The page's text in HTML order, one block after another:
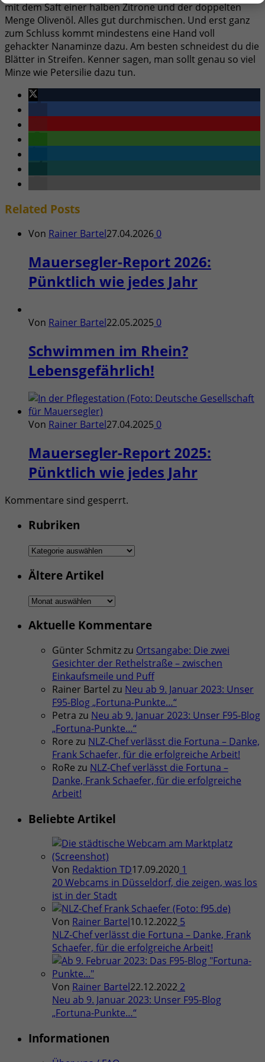
mit dem Saft einer halben Zitrone und der doppelten
Menge Olivenöl. Alles gut durchmischen. Und erst ganz
zum Schluss kommt mindestens eine Hand voll
gehackter Nanaminze dazu. Am besten schneidest du die
Blätter in Streifen. Kenner sagen, man sollt genau so viel
Minze wie Petersilie dazu tun.
Related Posts
Von Rainer Bartel27.04.2026 0
Mauersegler-Report 2026:
Pünktlich wie jedes Jahr
Von Rainer Bartel22.05.2025 0
Schwimmen im Rhein?
Lebensgefährlich!
Von Rainer Bartel27.04.2025 0
Mauersegler-Report 2025:
Pünktlich wie jedes Jahr
Kommentare sind gesperrt.
Rubriken
Rubriken
Ältere Artikel
Ältere
Aktuelle Kommentare
Günter Schmitzzu Ortsangabe: Die zwei
Gesichter der Rethelstraße – zwischen
Einkaufsmeile und Puff
Rainer Bartel zu Neu ab 9. Januar 2023: Unser
F95-Blog „Fortuna-Punkte…“
Petra zu Neu ab 9. Januar 2023: Unser F95-Blog
„Fortuna-Punkte…“
Rore zu NLZ-Chef verlässt die Fortuna – Danke,
Frank Schaefer, für die erfolgreiche Arbeit!
RoRe zu NLZ-Chef verlässt die Fortuna –
Danke, Frank Schaefer, für die erfolgreiche
Arbeit!
Beliebte Artikel
Von Redaktion TD17.09.2020 1
20 Webcams in Düsseldorf, die zeigen, was los
ist in der Stadt
Von Rainer Bartel10.12.2022 5
NLZ-Chef verlässt die Fortuna – Danke, Frank
Schaefer, für die erfolgreiche Arbeit!
Von Rainer Bartel22.12.2022 2
Neu ab 9. Januar 2023: Unser F95-Blog
„Fortuna-Punkte…“
Informationen